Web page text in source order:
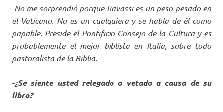
-No me sorprendió porque Ravassi es un peso pesado en
el Vaticano. No es un cualquiera y se habla de él como
papable. Preside el Pontificio Consejo de la Cultura y es
probablemente el mejor biblista en Italia, sobre todo
pastoralista de la Biblia.
-¿Se siente usted relegado o vetado a causa de su
libro?